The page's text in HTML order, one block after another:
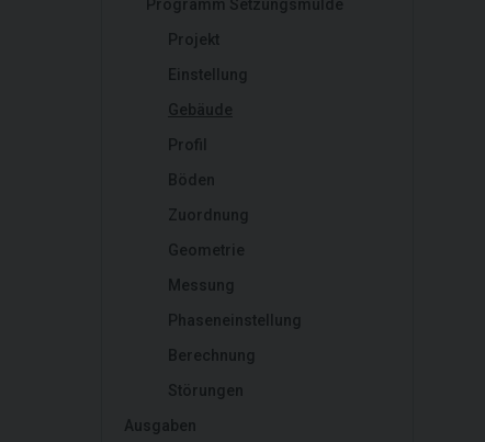
Programm Setzungsmulde
Projekt
Einstellung
Gebäude
Profil
Böden
Zuordnung
Geometrie
Messung
Phaseneinstellung
Berechnung
Störungen
Ausgaben